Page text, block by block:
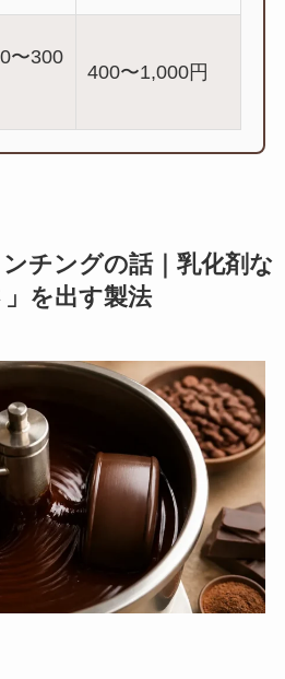
〜300
400〜1,000円
チングの話｜乳化剤な
を出す製法